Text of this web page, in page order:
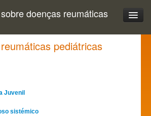
doenças reumáticas
pediátricas
Juvenil
sistémico